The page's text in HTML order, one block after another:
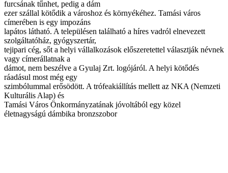
furcsának tűnhet, pedig a dám
ezer szállal kötődik a városhoz és környékéhez. Tamási város
címerében is egy impozáns
lapátos látható. A településen található a híres vadról elnevezett
szolgáltatóház, gyógyszertár,
tejipari cég, sőt a helyi vállalkozások előszeretettel választják névnek
vagy címerállatnak a
dámot, nem beszélve a Gyulaj Zrt. logójáról. A helyi kötődés
ráadásul most még egy
szimbólummal erősödött. A trófeakiállítás mellett az NKA (Nemzeti
Kulturális Alap) és
Tamási Város Önkormányzatának jóvoltából egy közel
életnagyságú dámbika bronzszobor